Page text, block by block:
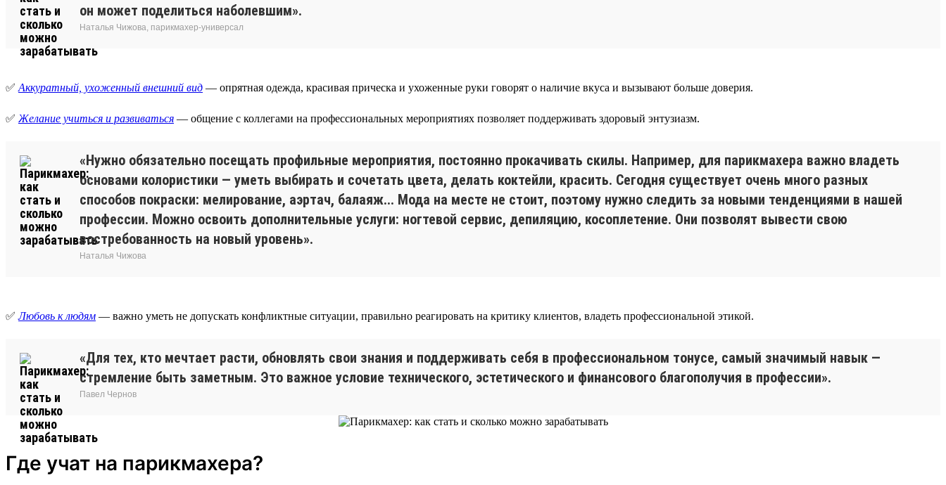
он может поделиться наболевшим».
Наталья Чижова, парикмахер-универсал
✅ Аккуратный, ухоженный внешний вид — опрятная одежда, красивая прическа и ухоженные руки говорят о наличие вкуса и вызывают больше доверия.
✅ Желание учиться и развиваться — общение с коллегами на профессиональных мероприятиях позволяет поддерживать здоровый энтузиазм.
«Нужно обязательно посещать профильные мероприятия, постоянно прокачивать скилы. Например, для парикмахера важно владеть
основами колористики — уметь выбирать и сочетать цвета, делать коктейли, красить. Сегодня существует очень много разных
способов покраски: мелирование, аэртач, балаяж... Мода на месте не стоит, поэтому нужно следить за новыми тенденциями в нашей
профессии. Можно освоить дополнительные услуги: ногтевой сервис, депиляцию, косоплетение. Они позволят вывести свою
востребованность на новый уровень».
Наталья Чижова
✅Любовь к людям — важно уметь не допускать конфликтные ситуации, правильно реагировать на критику клиентов, владеть профессиональной этикой.
«Для тех, кто мечтает расти, обновлять свои знания и поддерживать себя в профессиональном тонусе, самый значимый навык —
стремление быть заметным. Это важное условие технического, эстетического и финансового благополучия в профессии».
Павел Чернов
Где учат на парикмахера?